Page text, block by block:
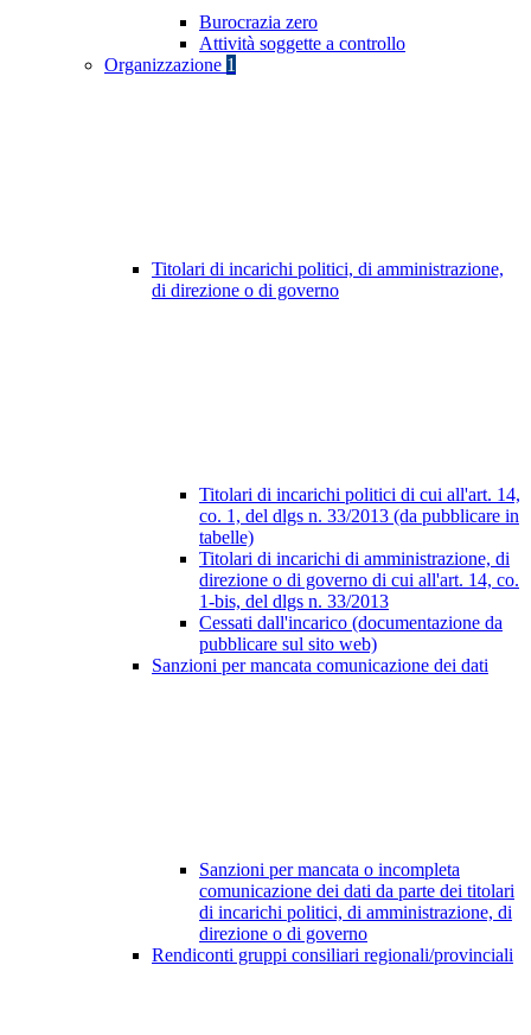
Burocrazia zero
Attività soggette a controllo
Organizzazione 1
Titolari di incarichi politici, di amministrazione,
di direzione o di governo
Titolari di incarichi politici di cui all'art. 14,
co. 1, del dlgs n. 33/2013 (da pubblicare in
tabelle)
Titolari di incarichi di amministrazione, di
direzione o di governo di cui all'art. 14, co.
1-bis, del dlgs n. 33/2013
Cessati dall'incarico (documentazione da
pubblicare sul sito web)
Sanzioni per mancata comunicazione dei dati
Sanzioni per mancata o incompleta
comunicazione dei dati da parte dei titolari
di incarichi politici, di amministrazione, di
direzione o di governo
Rendiconti gruppi consiliari regionali/provinciali